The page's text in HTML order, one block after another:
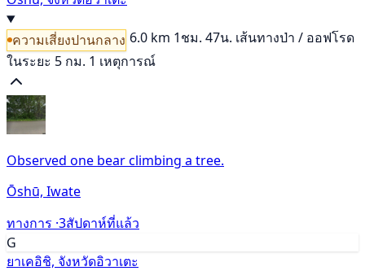
ความเสี่ยงปานกลาง 6.0 km 1ชม. 47น. เส้นทางป่า / ออฟโรด
ในระยะ 5 กม. 1 เหตุการณ์
Observed one bear climbing a tree.
Ōshū, Iwate
ทางการ ·3สัปดาห์ที่แล้ว
G
ยาเคอิชิ, จังหวัดอิวาเตะ